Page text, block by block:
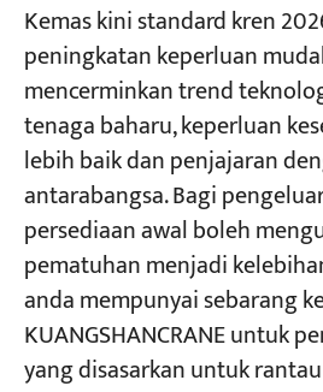
Kemas kini standard kren
peningkatan keperluan
mencerminkan trend
tenaga baharu, keperluan
lebih baik dan penjajaran
antarabangsa. Bagi
persediaan awal boleh
pematuhan menjadi
anda mempunyai sebarang
KUANGSHANCRANE untuk
yang disasarkan untuk